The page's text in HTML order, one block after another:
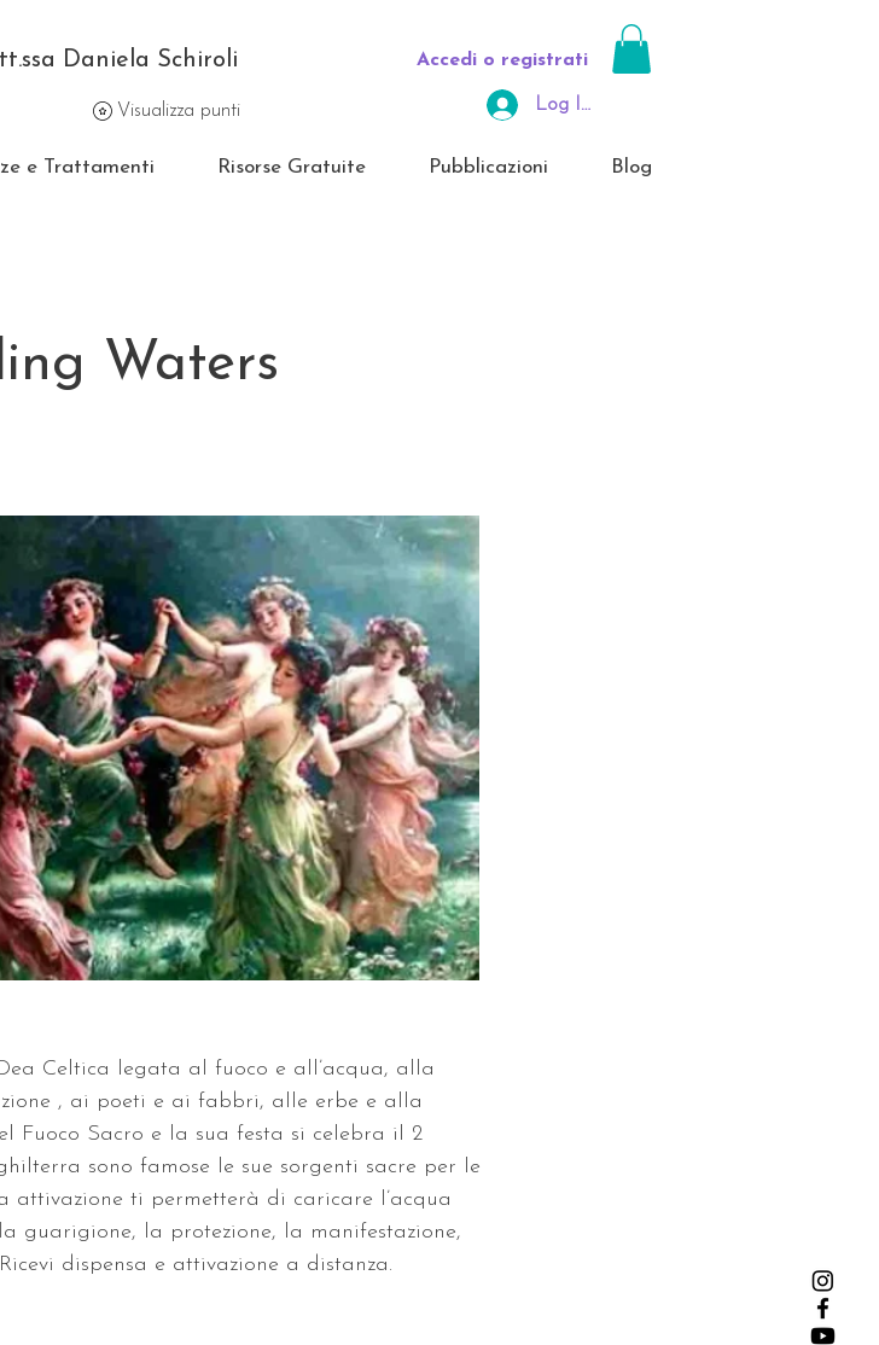
Daniela Schiroli
Log In Area Riservata
Accedi o registrati
e Trattamenti Risorse Gratuite Pubblicazioni Blog
Visualizza punti
Waters
Celtica legata al fuoco e all’acqua, alla
, ai poeti e ai fabbri, alle erbe e alla
Fuoco Sacro e la sua festa si celebra il 2
sono famose le sue sorgenti sacre per le
attivazione ti permetterà di caricare l’acqua
guarigione, la protezione, la manifestazione,
dispensa e attivazione a distanza.